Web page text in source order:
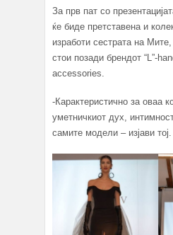
За прв пат со
ќе биде претставена и
изработи сестрата на
стои позади брендот “L”-
accessories.
-Карактеристично за оваа
уметничкиот дух,
самите модели – изјави тој.